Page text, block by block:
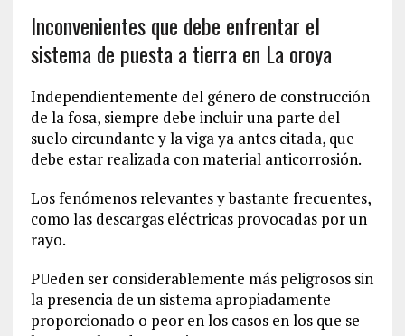
Inconvenientes que debe enfrentar el
sistema de puesta a tierra en La oroya
Independientemente del género de construcción
de la fosa, siempre debe incluir una parte del
suelo circundante y la viga ya antes citada, que
debe estar realizada con material anticorrosión.
Los fenómenos relevantes y bastante frecuentes,
como las descargas eléctricas provocadas por un
rayo.
PUeden ser considerablemente más peligrosos sin
la presencia de un sistema apropiadamente
proporcionado o peor en los casos en los que se